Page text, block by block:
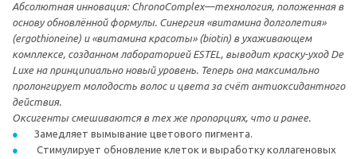
Абсолютная инновация: ChronoComplex—технология, положенная в
основу обновлённой формулы. Синергия «витамина долголетия»
(ergothioneine) и «витамина красоты» (biotin) в ухаживающем
комплексе, созданном лабораторией ESTEL, выводит краску-уход De
Luxe на принципиально новый уровень. Теперь она максимально
пролонгирует молодость волос и цвета за счёт антиоксидантного
действия.
Оксигенты смешиваются в тех же пропорциях, что и ранее.
Замедляет вымывание цветового пигмента.
Стимулирует обновление клеток и выработку коллагеновых